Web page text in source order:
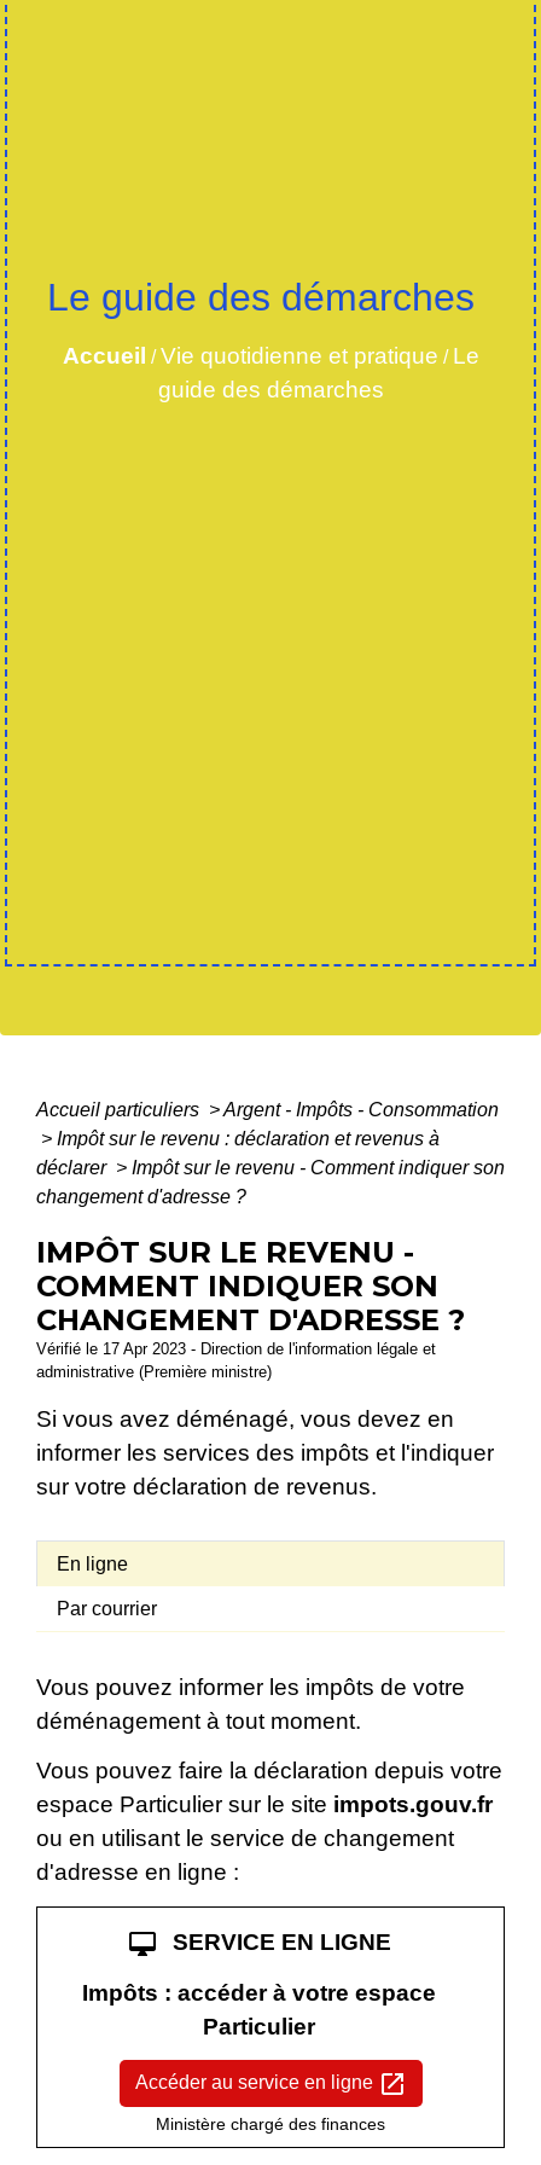
Le guide des démarches
Accueil /Vie quotidienne et pratique / Le
guide des démarches
Accueil particuliers >Argent - Impôts - Consommation
> Impôt sur le revenu : déclaration et revenus à
déclarer > Impôt sur le revenu - Comment indiquer son
changement d'adresse ?
IMPÔT SUR LE REVENU -
COMMENT INDIQUER SON
CHANGEMENT D'ADRESSE ?
Vérifié le 17 Apr 2023 - Direction de l'information légale et
administrative (Première ministre)
Si vous avez déménagé, vous devez en
informer les services des impôts et l'indiquer
sur votre déclaration de revenus.
En ligne
Par courrier
Vous pouvez informer les impôts de votre
déménagement à tout moment.
Vous pouvez faire la déclaration depuis votre
espace Particulier sur le site impots.gouv.fr
ou en utilisant le service de changement
d'adresse en ligne :
desktop_mac
SERVICE EN LIGNE
Impôts : accéder à votre espace
Particulier
Accéder au service en ligne open_in_new
Ministère chargé des finances